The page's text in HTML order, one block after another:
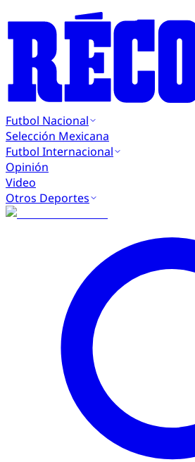
Futbol Nacional
Selección Mexicana
Futbol Internacional
Opinión
Video
Otros Deportes